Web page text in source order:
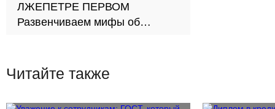
ЛЖЕПЕТРЕ ПЕРВОМ
Развенчиваем мифы об
Читайте также